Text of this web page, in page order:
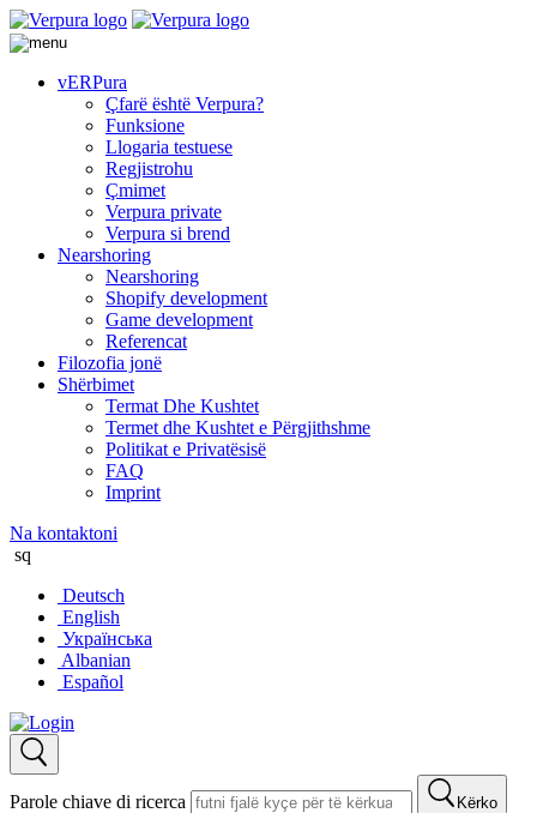
vERPura
Çfarë është Verpura?
Funksione
Llogaria testuese
Regjistrohu
Çmimet
Verpura private
Verpura si brend
Nearshoring
Nearshoring
Shopify development
Game development
Referencat
Filozofia jonë
Shërbimet
Termat Dhe Kushtet
Termet dhe Kushtet e Përgjithshme
Politikat e Privatësisë
FAQ
Imprint
Na kontaktoni
sq
Deutsch
English
Українська
Albanian
Español
Parole chiave di ricerca Kërko